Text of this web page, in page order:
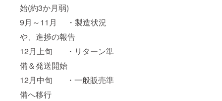
始(約3か月弱)
9月～11月 ・製造状況
や、進捗の報告
12月上旬 ・リターン準
備＆発送開始
12月中旬 ・一般販売準
備へ移行